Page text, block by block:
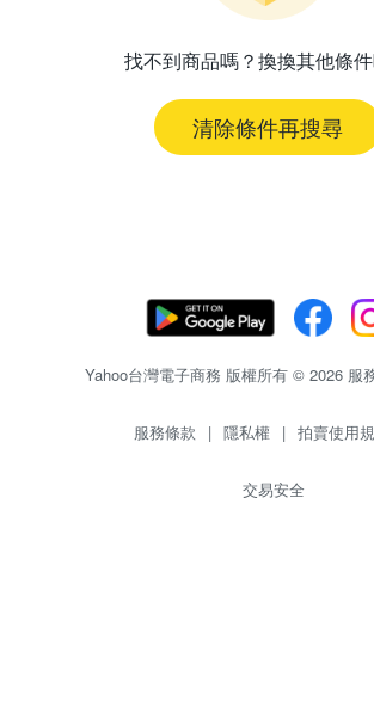
找不到商品嗎？換換其他條件
清除條件再搜尋
Yahoo台灣電子商務 版權所有 © 2026 服
服務條款 | 隱私權 | 拍賣使用
交易安全